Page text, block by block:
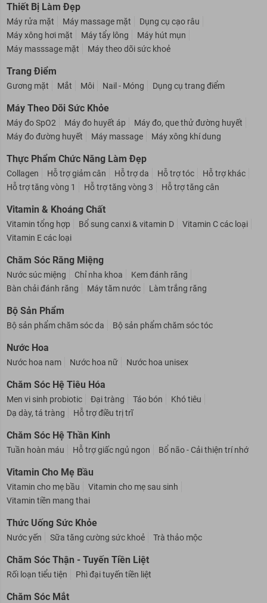
Thiết Bị Làm Đẹp
Máy rửa mặt Máy massage mặt
Dụng cụ cạo râu
Máy xông hơi mặt
Máy tẩy lông
Máy hút mụn
Máy masssage mặt
Máy theo dõi sức khoẻ
Trang Điểm
Gương mặt Mắt Môi Nail - Móng Dụng cụ trang điểm
Máy Theo Dõi Sức Khỏe
Máy đo SpO2 Máy đo huyết áp
Máy đo, que thử đường huyết
Máy đo đường huyết
Máy massage Máy xông khí dung
Thực Phẩm Chức Năng Làm Đẹp
Collagen Hỗ trợ giảm cân Hỗ trợ da Hỗ trợ tóc
Hỗ trợ khác
Hỗ trợ tăng vòng 1
Hỗ trợ tăng vòng 3 Hỗ trợ tăng cân
Vitamin & Khoáng Chất
Vitamin tổng hợp Bổ sung canxi & vitamin D
Vitamin C các loại
Vitamin E các loại
Chăm Sóc Răng Miệng
Nước súc miệng Chỉ nha khoa
Kem đánh răng
Bàn chải đánh răng
Máy tăm nước Làm trắng răng
Bộ Sản Phẩm
Bộ sản phẩm chăm sóc da Bộ sản phẩm chăm sóc tóc
Nước Hoa
Nước hoa nam Nước hoa nữ Nước hoa unisex
Chăm Sóc Hệ Tiêu Hóa
Men vi sinh probiotic Đại tràng Táo bón
Khó tiêu
Dạ dày, tá tràng
Hỗ trợ điều trị trĩ
Chăm Sóc Hệ Thần Kinh
Tuần hoàn máu Hỗ trợ giấc ngủ ngon Bổ não - Cải thiện trí nhớ
Vitamin Cho Mẹ Bầu
Vitamin cho mẹ bầu
Vitamin cho mẹ sau sinh
Vitamin tiền mang thai
Thức Uống Sức Khỏe
Nước yến Sữa tăng cường sức khoẻ Trà thảo mộc
Chăm Sóc Thận - Tuyến Tiền Liệt
Rối loạn tiểu tiện Phì đại tuyến tiền liệt
Chăm Sóc Mắt